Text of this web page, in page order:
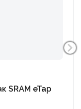
SRAM eTap